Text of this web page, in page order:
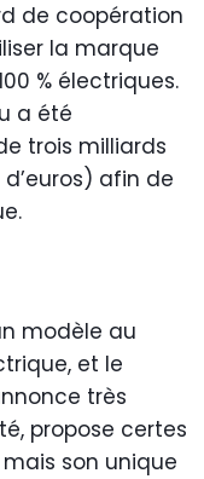
de coopération
la marque
% électriques.
a été
trois milliards
afin de
modèle au
et le
très
propose certes
son unique